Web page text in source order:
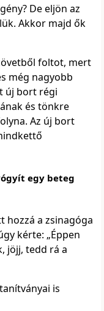
De eljön az
Akkor majd ők
foltot, mert
még nagyobb
új bort régi
és tönkre
Az új bort
egy beteg
hozzá a zsinagóga
kérte: „Éppen
jöjj, tedd rá a
is